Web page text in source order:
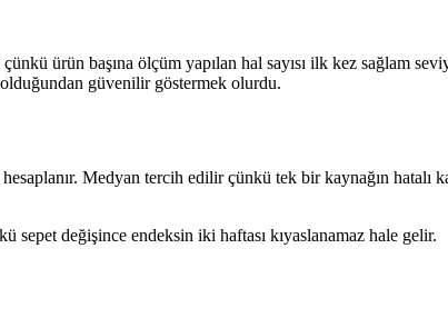
ürün başına ölçüm yapılan hal sayısı ilk kez sağlam
güvenilir göstermek olurdu.
hesaplanır. Medyan tercih edilir çünkü tek bir kaynağın hatalı
değişince endeksin iki haftası kıyaslanamaz hale gelir.